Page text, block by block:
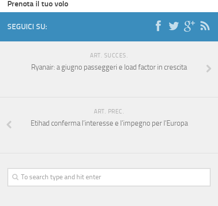
Prenota il tuo volo
SEGUICI SU:
ART. SUCCES.
Ryanair: a giugno passeggeri e load factor in crescita
ART. PREC.
Etihad conferma l’interesse e l’impegno per l’Europa